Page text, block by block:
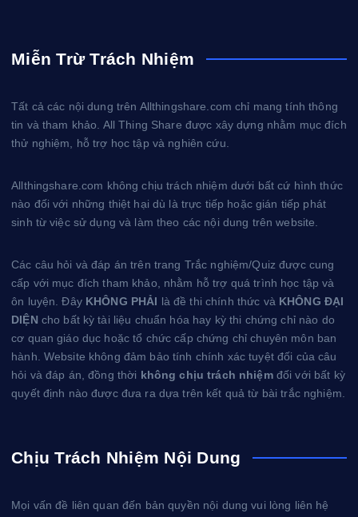
l
x
e
u
Miễn Trừ Trách Nhiệm
Tất cả các nội dung trên Allthingshare.com chỉ mang tính thông
tin và tham khảo. All Thing Share được xây dựng nhằm mục đích
thử nghiệm, hỗ trợ học tập và nghiên cứu.
Allthingshare.com không chịu trách nhiệm dưới bất cứ hình thức
nào đối với những thiệt hại dù là trực tiếp hoặc gián tiếp phát
sinh từ việc sử dụng và làm theo các nội dung trên website.
Các câu hỏi và đáp án trên trang Trắc nghiệm/Quiz được cung
cấp với mục đích tham khảo, nhằm hỗ trợ quá trình học tập và
ôn luyện. Đây KHÔNG PHẢI là đề thi chính thức và KHÔNG ĐẠI
DIỆN cho bất kỳ tài liệu chuẩn hóa hay kỳ thi chứng chỉ nào do
cơ quan giáo dục hoặc tổ chức cấp chứng chỉ chuyên môn ban
hành. Website không đảm bảo tính chính xác tuyệt đối của câu
hỏi và đáp án, đồng thời không chịu trách nhiệmđối với bất kỳ
quyết định nào được đưa ra dựa trên kết quả từ bài trắc nghiệm.
Chịu Trách Nhiệm Nội Dung
Mọi vấn đề liên quan đến bản quyền nội dung vui lòng liên hệ